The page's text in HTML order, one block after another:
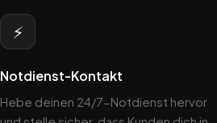
⚡
Notdienst-Kontakt
Hebe deinen 24/7-Notdienst hervor